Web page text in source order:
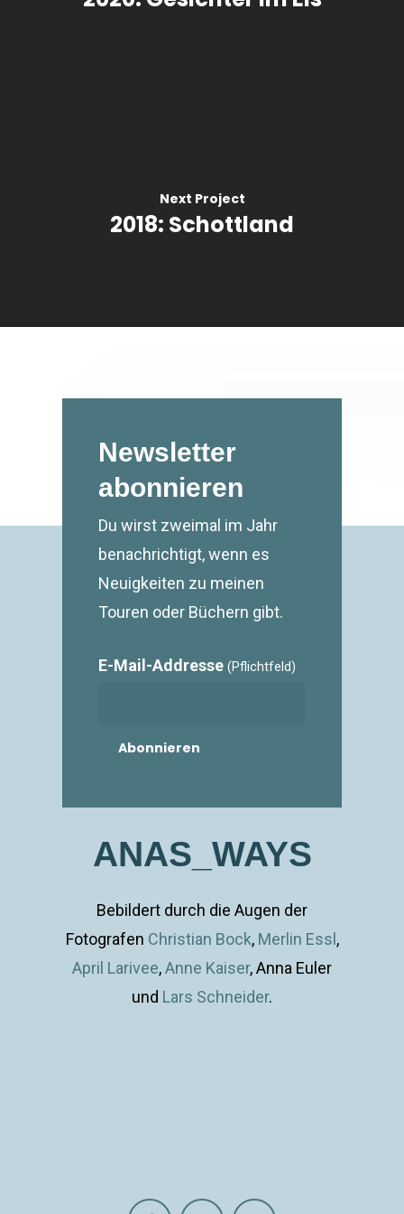
Next Project
2018: Schottland
Newsletter
abonnieren
Du wirst zweimal im Jahr
benachrichtigt, wenn es
Neuigkeiten zu meinen
Touren oder Büchern gibt.
E-Mail-Addresse (Pflichtfeld)
ANAS_WAYS
Bebildert durch die Augen der
Fotografen Christian Bock, Merlin Essl ,
April Larivee,Anne Kaiser, Anna Euler
und Lars Schneider.